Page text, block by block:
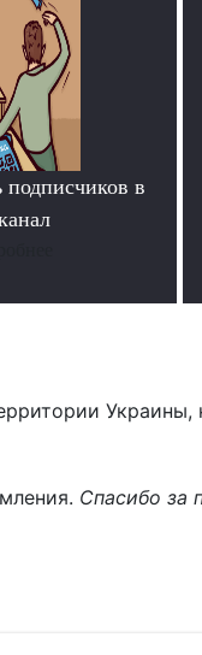
подписчиков в
Спасибо за